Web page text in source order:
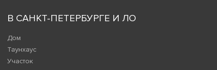
В САНКТ-ПЕТЕРБУРГЕ И ЛО
Дом
Таунхаус
Участок